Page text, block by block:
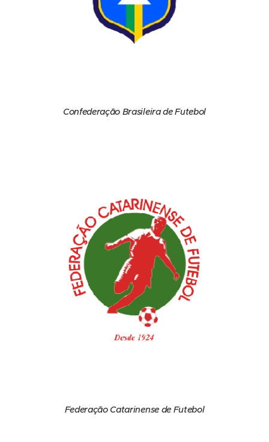
Confederação Brasileira de Futebol
Federação Catarinense de Futebol